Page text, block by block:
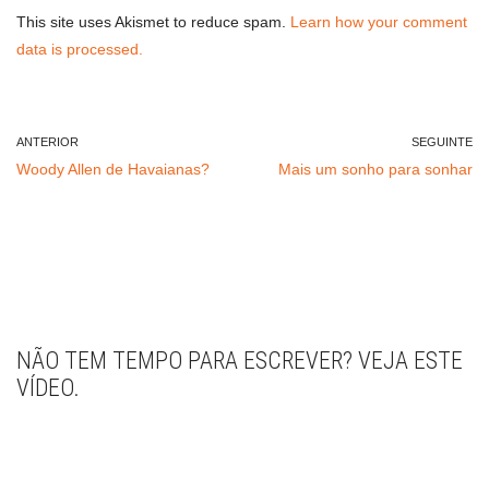
This site uses Akismet to reduce spam. Learn how your comment
data is processed.
ANTERIOR
Woody Allen de Havaianas?
SEGUINTE
Mais um sonho para sonhar
NÃO TEM TEMPO PARA ESCREVER? VEJA ESTE
VÍDEO.